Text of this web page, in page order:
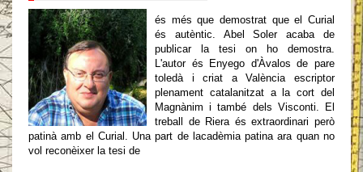
és més que demostrat que el Curial
és autèntic. Abel Soler acaba de
publicar la tesi on ho demostra.
L'autor és Enyego d'Àvalos de pare
toledà i criat a València escriptor
plenament catalanitzat a la cort del
Magnànim i també dels Visconti. El
treball de Riera és extraordinari però
patinà amb el Curial. Una part de lacadèmia patina ara quan no
vol reconèixer la tesi de